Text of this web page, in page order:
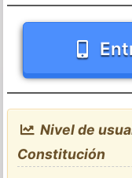
Nivel de
Constitución